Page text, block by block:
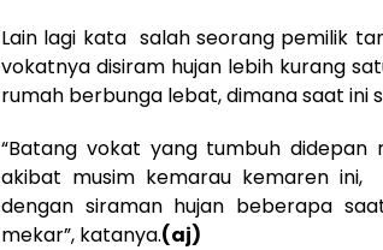
Lain lagi kata salah seorang pemilik
vokatnya disiram hujan lebih kurang
rumah berbunga lebat, dimana saat ini
“Batang vokat yang tumbuh
akibat musim kemarau kemaren ini,
dengan siraman hujan beberapa
mekar”, katanya.(aj)